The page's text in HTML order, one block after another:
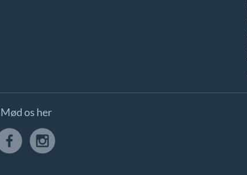
Mød os her